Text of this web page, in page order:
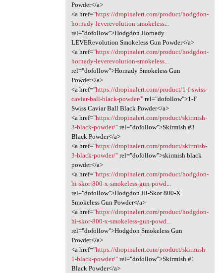
Powder</a>
<a href="https://dropinalert.com/product/hodgdon-
hornady-leverevolution-smokeless...
rel="dofollow">Hodgdon Hornady
LEVERevolution Smokeless Gun Powder</a>
<a href="https://dropinalert.com/product/hodgdon-
hornady-leverevolution-smokeless...
rel="dofollow">Hornady Smokeless Gun
Powder</a>
<a href="https://dropinalert.com/product/1-f-swiss-
caviar-ball-black-powder/"rel="dofollow">1-F
Swiss Caviar Ball Black Powder</a>
<a href="https://dropinalert.com/product/skirmish-
3-black-powder/"rel="dofollow">Skirmish #3
Black Powder</a>
<a href="https://dropinalert.com/product/skirmish-
3-black-powder/"rel="dofollow">skirmish black
powder</a>
<a href="https://dropinalert.com/product/hodgdon-
hi-skor-800-x-smokeless-gun-powd...
rel="dofollow">Hodgdon Hi-Skor 800-X
Smokeless Gun Powder</a>
<a href="https://dropinalert.com/product/hodgdon-
hi-skor-800-x-smokeless-gun-powd...
rel="dofollow">Hodgdon Smokeless Gun
Powder</a>
<a href="https://dropinalert.com/product/skirmish-
1-black-powder/"rel="dofollow">Skirmish #1
Black Powder</a>